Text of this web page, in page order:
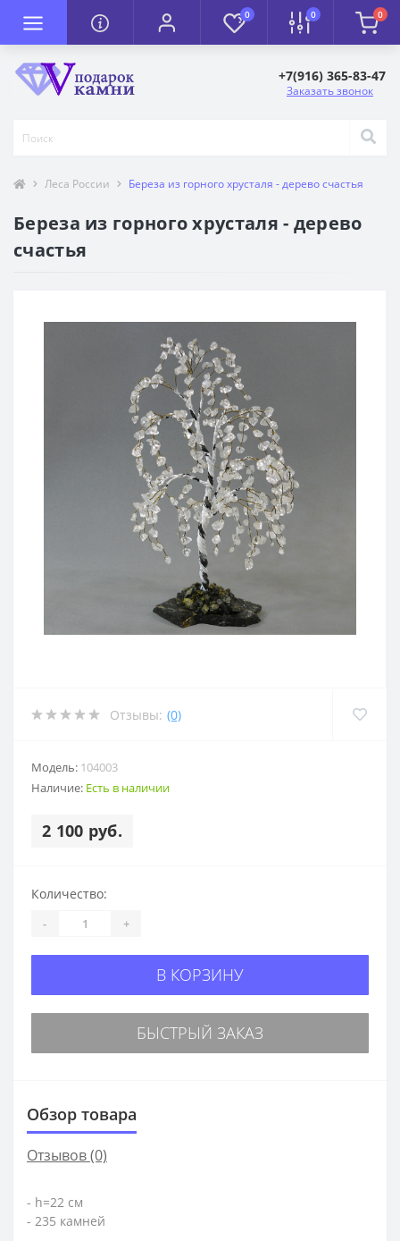
0 0 0
+7(916) 365-83-47
Заказать звонок
Леса России Береза из горного хрусталя - дерево счастья
Береза из горного хрусталя - дерево
счастья
Отзывы: (0)
Модель: 104003
Наличие: Есть в наличии
2 100 руб.
Количество:
- +
В КОРЗИНУ
БЫСТРЫЙ ЗАКАЗ
Обзор товара
Отзывов (0)
- h=22 см
- 235 камней